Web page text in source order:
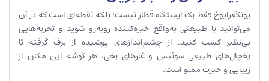
یونگفرایوخ فقط یک ایستگاه قطار نیست؛ بلکه نقطه‌ای است که در آن
می‌توانید با طبیعتی به‌واقع خیره‌کننده روبه‌رو شوید و تجربه‌هایی
بی‌نظیر کسب کنید. از چشم‌اندازهای پوشیده از برف گرفته تا
یخچال‌های طبیعی سوئیس و غارهای یخی، هر گوشه این مکان از
زیبایی و حیرت مملو است.